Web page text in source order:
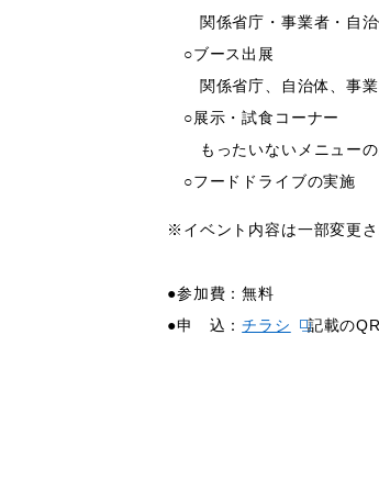
関係省庁・事業者・自治
○ブース出展
関係省庁、自治体、事業
○展示・試食コーナー
もったいないメニューの
○フードドライブの実施
※イベント内容は一部変更さ
●参加費：無料
●申 込：チラシ 記載の